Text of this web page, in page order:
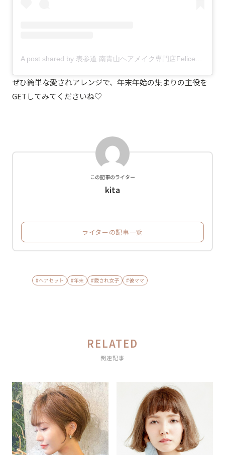
ぜひ簡単な愛されアレンジで、年末年始の集まりの主役を
GETしてみてくださいね♡
この記事のライター
kita
ライターの記事一覧
#ヘアセット #年末 #愛され女子 #彼ママ
RELATED
関連記事